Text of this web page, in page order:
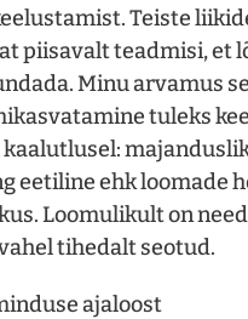
Teiste
piisavalt teadmisi, et
Minu arvamus
tuleks
eetiline ehk loomade
Loomulikult on
tihedalt seotud.
ajaloost